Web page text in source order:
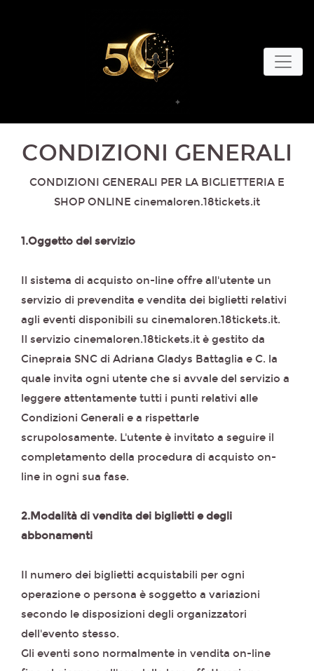
CONDIZIONI GENERALI
CONDIZIONI GENERALI PER LA BIGLIETTERIA E
SHOP ONLINE cinemaloren.18tickets.it
1.Oggetto del servizio
Il sistema di acquisto on-line offre all'utente un
servizio di prevendita e vendita dei biglietti relativi
agli eventi disponibili su cinemaloren.18tickets.it.
Il servizio cinemaloren.18tickets.it è gestito da
Cinepraia SNC di Adriana Gladys Battaglia e C. la
quale invita ogni utente che si avvale del servizio a
leggere attentamente tutti i punti relativi alle
Condizioni Generali e a rispettarle
scrupolosamente. L'utente è invitato a seguire il
completamento della procedura di acquisto on-
line in ogni sua fase.
2.Modalità di vendita dei biglietti e degli
abbonamenti
Il numero dei biglietti acquistabili per ogni
operazione o persona è soggetto a variazioni
secondo le disposizioni degli organizzatori
dell'evento stesso.
Gli eventi sono normalmente in vendita on-line